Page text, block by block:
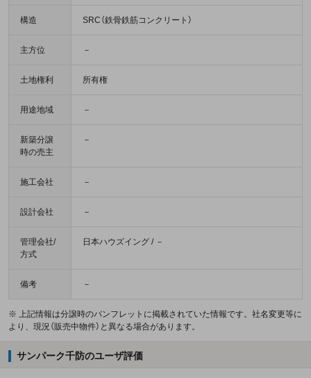
構造 SRC（鉄骨鉄筋コンクリート）
主方位 －
土地権利 所有権
用途地域 －
新築分譲
時の売主
－
施工会社 －
設計会社 －
管理会社/
方式
日本ハウズイング / －
備考 －
※ 上記情報は分譲時のパンフレットに掲載されていた情報です。社名変更等に
より、現況（販売中物件）と異なる場合があります。
サンパーク千防のユーザ評価